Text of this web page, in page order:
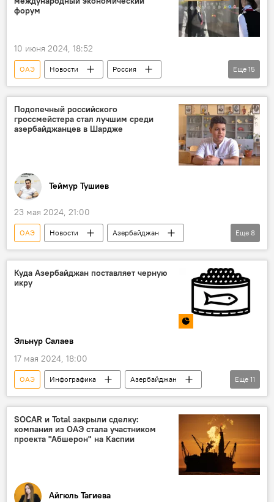
форум
10 июня 2024, 18:52
ОАЭ Новости
Россия
Петербургский международный экономический форум
Участники
Запад
Китай
Зимбабве
Владимир Путин
Освещение
Политика
Еще 15
Подопечный российского
гроссмейстера стал лучшим среди
азербайджанцев в Шардже
Теймур Тушиев
23 мая 2024, 21:00
ОАЭ Новости
Азербайджан
Шахматы
азербайджанский шахматист Айдын Сулейманлы
Турнир
Еще 8
Куда Азербайджан поставляет черную
икру
Эльнур Салаев
17 мая 2024, 18:00
ОАЭ Инфографика
Азербайджан
черная икра
Поставки
США
Саудовская Аравия
Цена
Госкомстат Азербайджана
рыболовство
Еще 11
SOCAR и Total закрыли сделку:
компания из ОАЭ стала участником
проекта "Абшерон" на Каспии
Айгюль Тагиева